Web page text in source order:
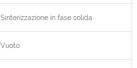
Sinterizzazione in fase solida
Vuoto